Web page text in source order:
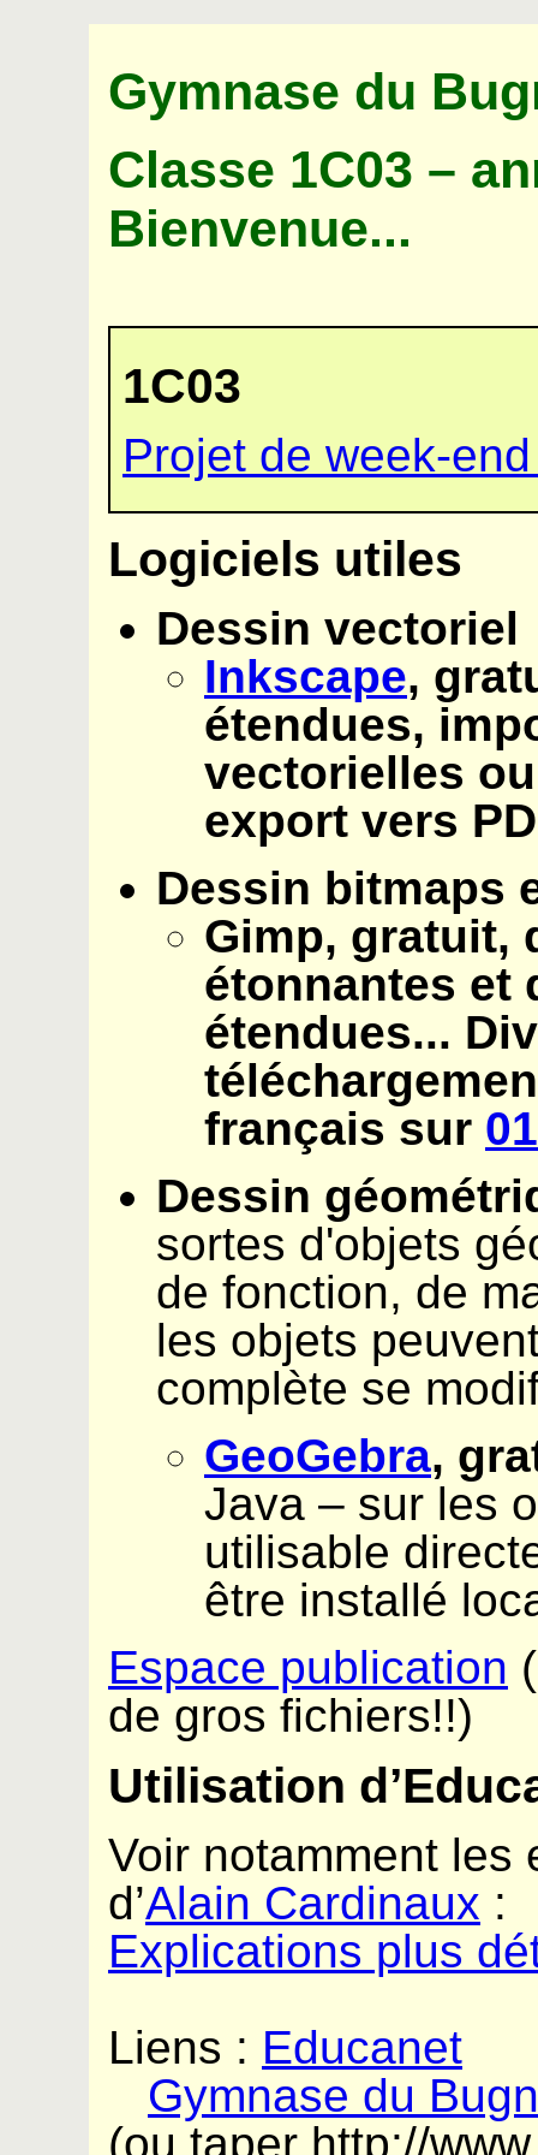
Gymnase du
Classe 1C03 –
Bienvenue...
1C03
Projet de week-
Logiciels utiles
Dessin vectoriel
Inkscape,
étendues,
vectorielles
export vers
Dessin bitmaps
Gimp, gratuit,
étonnantes et
étendues...
français sur
Dessin
sortes d'objets
de fonction, de
les objets
complète se
GeoGebra,
Java – sur les
utilisable
être installé
Espace publication
de gros fichiers!!)
Utilisation
Voir notamment les
d’Alain Cardinaux :
Explications plus
Liens : Educanet
Gymnase du
(ou taper http://